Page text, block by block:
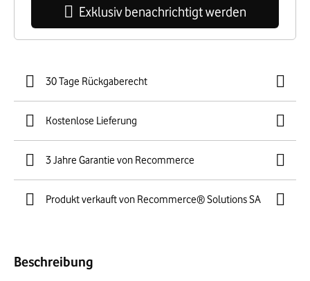
Exklusiv benachrichtigt werden
30 Tage Rückgaberecht
Kostenlose Lieferung
3 Jahre Garantie von Recommerce
Produkt verkauft von Recommerce® Solutions SA
Beschreibung